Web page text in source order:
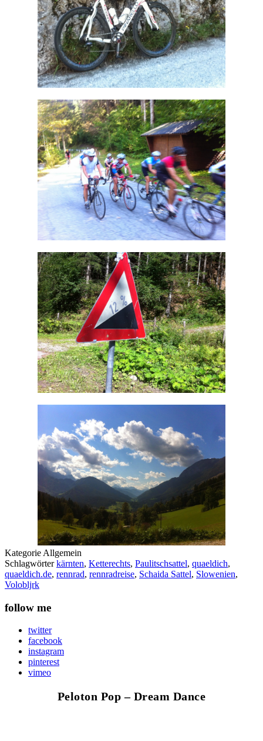
Kategorie Allgemein
Schlagwörterkärnten, Ketterechts, Paulitschsattel, quaeldich,
quaeldich.de, rennrad, rennradreise, Schaida Sattel, Slowenien,
Volobljrk
follow me
twitter
facebook
instagram
pinterest
vimeo
Peloton Pop – Dream Dance